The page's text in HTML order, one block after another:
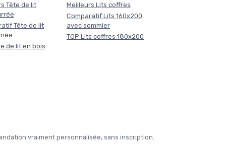
Tête de lit
Tête de lit
de lit en bois
Meilleurs Lits coffres
Comparatif Lits 160x200
avec sommier
TOP Lits coffres 180x200
vraiment personnalisée, sans inscription.